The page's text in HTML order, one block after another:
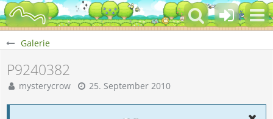
Galerie
P9240382
mysterycrow 25. September 2010